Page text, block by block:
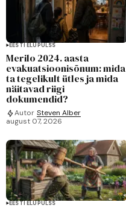
EESTI ELUPULSS
Merilo 2024. aasta
evakuatsioonisõnum: mida
ta tegelikult ütles ja mida
näitavad riigi
dokumendid?
Autor Steven Alber
august 07, 2026
EESTI ELUPULSS